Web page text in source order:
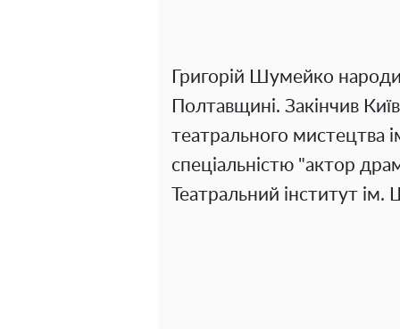
Григорій Шумейко
Полтавщині. Закінчив
театрального мистецтва
спеціальністю "актор
Театральний інститут